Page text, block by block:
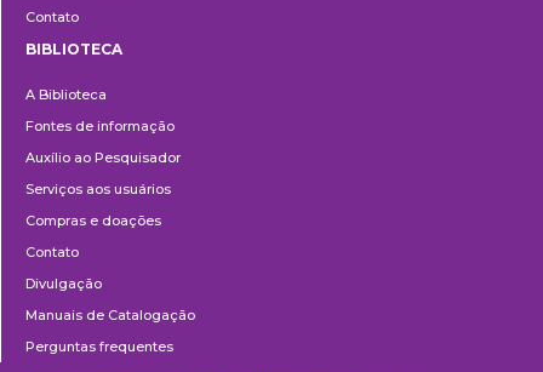
Contato
BIBLIOTECA
A Biblioteca
Fontes de informação
Auxílio ao Pesquisador
Serviços aos usuários
Compras e doações
Contato
Divulgação
Manuais de Catalogação
Perguntas frequentes